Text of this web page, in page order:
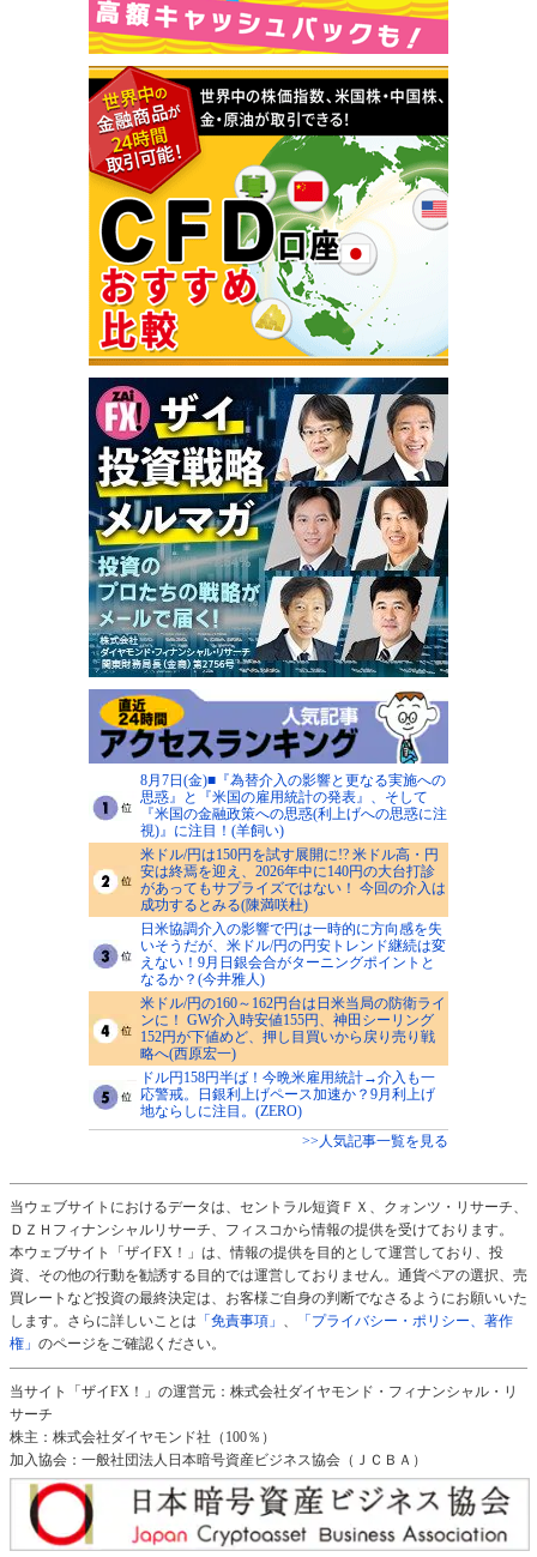
8月7日(金)■『為替介入の影響と更なる実施への
思惑』と『米国の雇用統計の発表』、そして
『米国の金融政策への思惑(利上げへの思惑に注
視)』に注目！(羊飼い)
米ドル/円は150円を試す展開に!? 米ドル高・円
安は終焉を迎え、2026年中に140円の大台打診
があってもサプライズではない！ 今回の介入は
成功するとみる(陳満咲杜)
日米協調介入の影響で円は一時的に方向感を失
いそうだが、米ドル/円の円安トレンド継続は変
えない！9月日銀会合がターニングポイントと
なるか？(今井雅人)
米ドル/円の160～162円台は日米当局の防衛ライ
ンに！ GW介入時安値155円、神田シーリング
152円が下値めど、押し目買いから戻り売り戦
略へ(西原宏一)
ドル円158円半ば！今晩米雇用統計→介入も一
応警戒。日銀利上げペース加速か？9月利上げ
地ならしに注目。(ZERO)
>>人気記事一覧を見る
当ウェブサイトにおけるデータは、セントラル短資ＦＸ、クォンツ・リサーチ、
ＤＺＨフィナンシャルリサーチ、フィスコから情報の提供を受けております。
本ウェブサイト「ザイFX！」は、情報の提供を目的として運営しており、投
資、その他の行動を勧誘する目的では運営しておりません。通貨ペアの選択、売
買レートなど投資の最終決定は、お客様ご自身の判断でなさるようにお願いいた
します。さらに詳しいことは 「免責事項」
「プライバシー・ポリシー、著作
権」 のページをご確認ください。
当サイト「ザイFX！」の運営元：株式会社ダイヤモンド・フィナンシャル・リ
サーチ
株主：株式会社ダイヤモンド社（100％）
加入協会：一般社団法人日本暗号資産ビジネス協会（ＪＣＢＡ）